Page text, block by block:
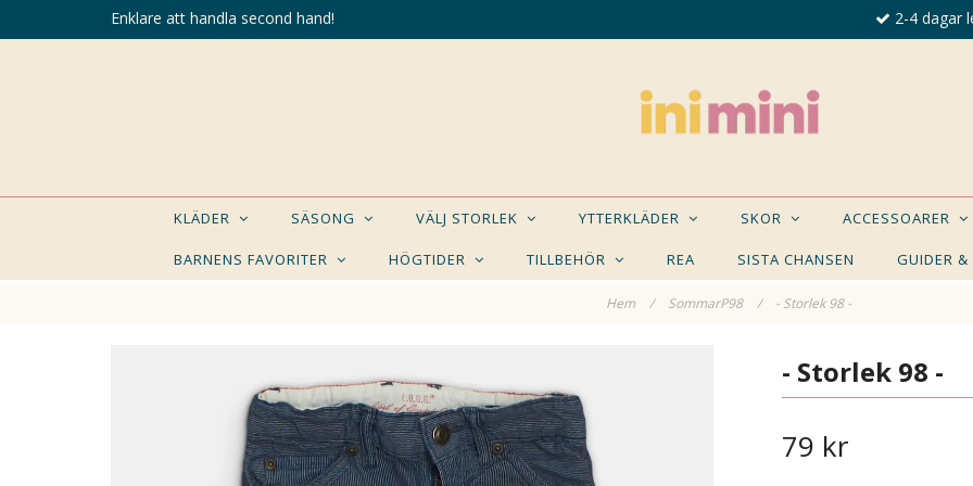
Enklare att handla second hand! 2-4 dagar
KLÄDER SÄSONG VÄLJ STORLEK YTTERKLÄDER SKOR ACCESSOARER
BARNENS FAVORITER HÖGTIDER TILLBEHÖR REA SISTA CHANSEN GUIDER &
Hem / SommarP98 / - Storlek 98 -
KANSKE NÅGON AV DESSA PRODUKTER KAN- Storlek 98 -
79 kr